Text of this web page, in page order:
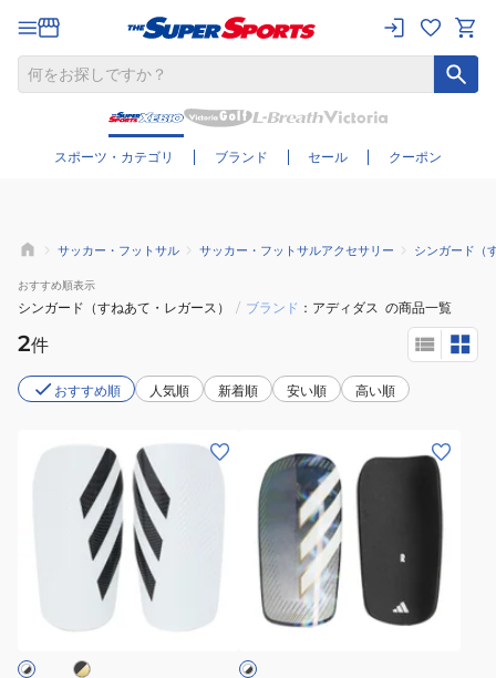
スポーツ・カテゴリ ブランド セール クーポン
さらに絞り込む
サッカー・フットサル サッカー・フットサルアクセサリー シンガード（
おすすめ順表示
シンガード（すねあて・レガース） / ブランド アディダス の商品一覧
2件
おすすめ順 人気順 新着順 安い順 高い順
ィ
ズ)
CLUB
ホ
ワ
×